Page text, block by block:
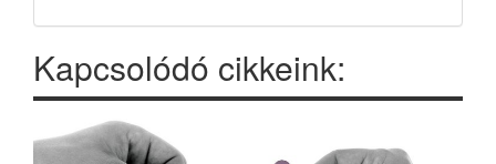
Kapcsolódó cikkeink: